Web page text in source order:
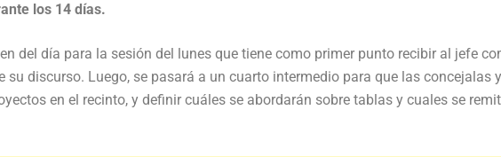
los 14 días.
del día para la sesión del lunes que tiene como primer punto recibir al jefe
su discurso. Luego, se pasará a un cuarto intermedio para que las concejalas
en el recinto, y definir cuáles se abordarán sobre tablas y cuales se